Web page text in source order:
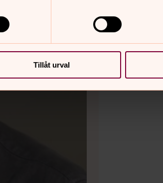
Tillåt urval